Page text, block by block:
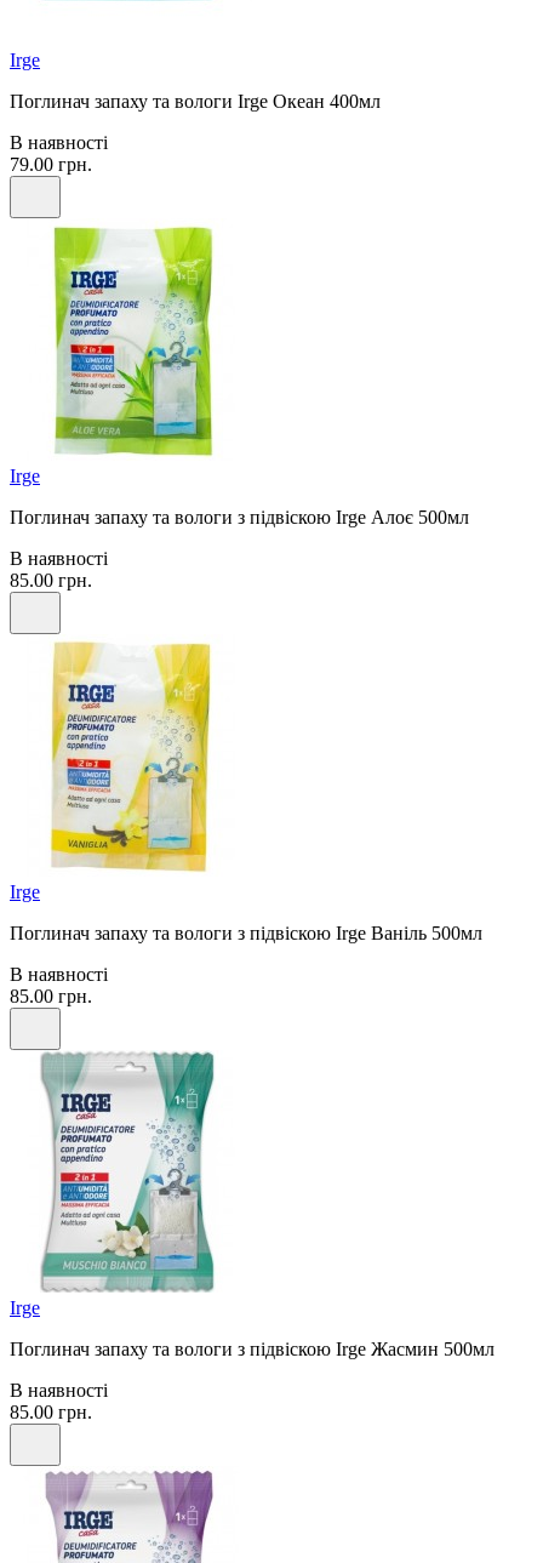
Irge
Поглинач запаху та вологи Irge Океан 400мл
В наявності
79.00 грн.
Irge
Поглинач запаху та вологи з підвіскою Irge Алоє 500мл
В наявності
85.00 грн.
Irge
Поглинач запаху та вологи з підвіскою Irge Ваніль 500мл
В наявності
85.00 грн.
Irge
Поглинач запаху та вологи з підвіскою Irge Жасмин 500мл
В наявності
85.00 грн.